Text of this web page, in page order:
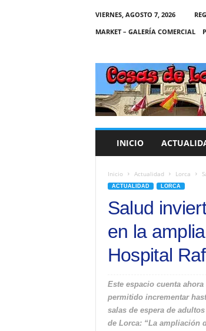
VIERNES, AGOSTO 7, 2026
MARKET – GALERÍA COMERCIAL
C
A
S
INICIO
Inicio Actualidad Lorca
ACTUALIDAD LORCA
Salud
en la
Hospital
Este espacio cuenta
permitido incrementar
salas de espera de
de Lorca: “La ampliación